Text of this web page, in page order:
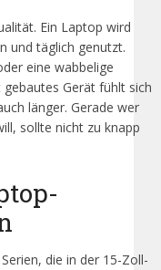
Ein Laptop wird
und täglich genutzt.
eine wabbelige
Gerät fühlt sich
länger. Gerade wer
sollte nicht zu knapp
die in der 15-Zoll-